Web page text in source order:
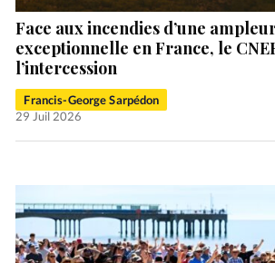
Face aux incendies d’une
exceptionnelle en France, le
l’intercession
Francis-George Sarpédon
29 Juil 2026